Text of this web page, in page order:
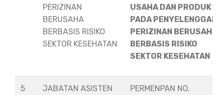
PERIZINAN
BERUSAHA
BERBASIS RISIKO
SEKTOR KESEHATAN
USAHA DAN PRODUK
PADA
PERIZINAN BERUSAHA
BERBASIS RISIKO
SEKTOR KESEHATAN
5
JABATAN ASISTEN
PERMENPAN NO.